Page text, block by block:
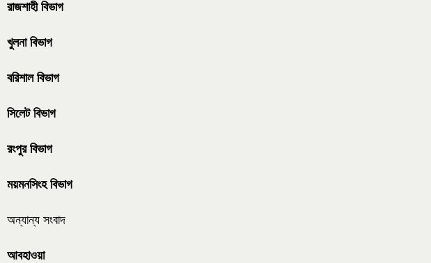
রাজশাহী বিভাগ
খুলনা বিভাগ
বরিশাল বিভাগ
সিলেট বিভাগ
রংপুর বিভাগ
ময়মনসিংহ বিভাগ
অন্যান্য সংবাদ
আবহাওয়া